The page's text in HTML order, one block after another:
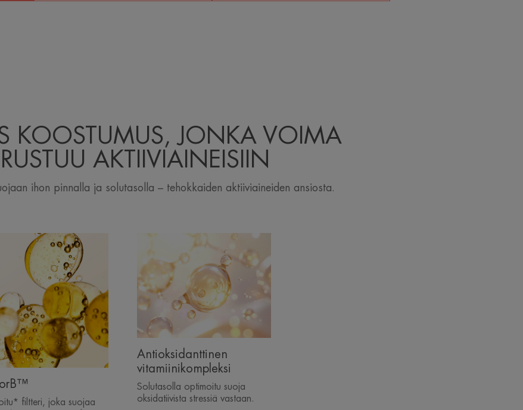
KOOSTUMUS, JONKA VOIMA
AKTIIVIAINEISIIN
ihon pinnalla ja solutasolla – tehokkaiden aktiiviaineiden ansiosta.
filtteri, joka suojaa
Antioksidanttinen
vitamiinikompleksi
Solutasolla optimoitu suoja
oksidatiivista stressiä vastaan.